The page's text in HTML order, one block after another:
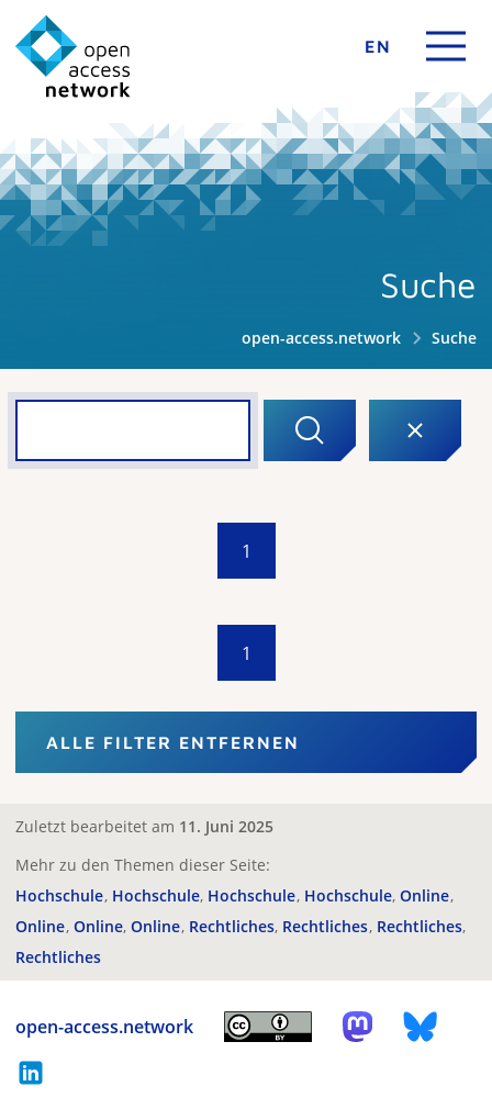
EN
Suche
open-access.network Suche
1
1
ALLE FILTER ENTFERNEN
Zuletzt bearbeitet am 11. Juni 2025
Mehr zu den Themen dieser Seite:
Hochschule Hochschule Hochschule Hochschule Online
Online Online Online Rechtliches Rechtliches Rechtliches
Rechtliches
open-access.network